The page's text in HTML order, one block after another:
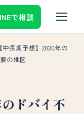
で相談
【中長期予想】2030年の
の地図
ドバイ不